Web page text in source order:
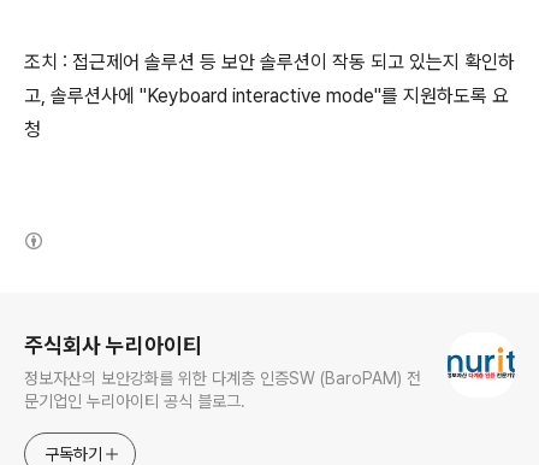
조치 : 접근제어 솔루션 등 보안 솔루션이 작동 되고 있는지 확인하
고, 솔루션사에 "Keyboard interactive mode"를 지원하도록 요
청
주식회사 누리아이티
정보자산의 보안강화를 위한 다계층 인증SW (BaroPAM) 전
문기업인 누리아이티 공식 블로그.
구독하기